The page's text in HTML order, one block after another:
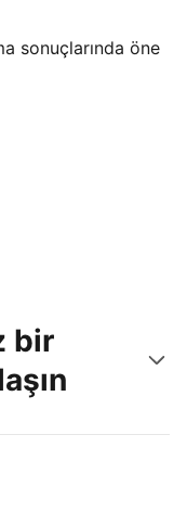
sonuçlarında öne
bir